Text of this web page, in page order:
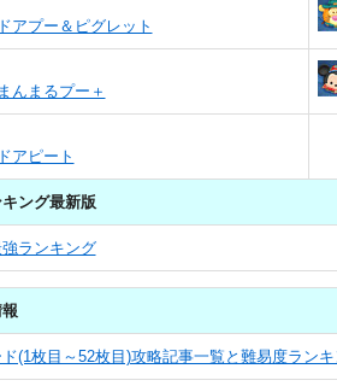
アプー＆ピグレット
んまるプー＋
アピート
ング最新版
ランキング
(1枚目～52枚目)攻略記事一覧と難易度ラン